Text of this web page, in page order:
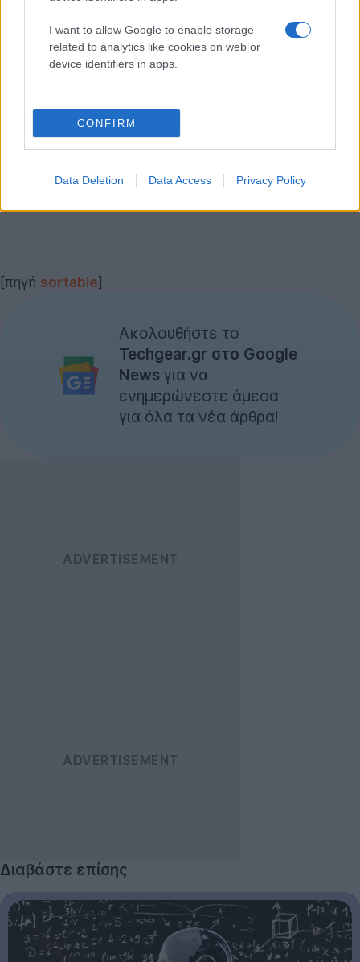
I want to allow Google to enable storage
related to analytics like cookies on web or
device identifiers in apps.
CONFIRM
Data Deletion Data Access Privacy Policy
[πηγή sortable]
Ακολουθήστε το
Techgear.gr στο Google
News για να
ενημερώνεστε άμεσα
για όλα τα νέα άρθρα!
Διαβάστε επίσης